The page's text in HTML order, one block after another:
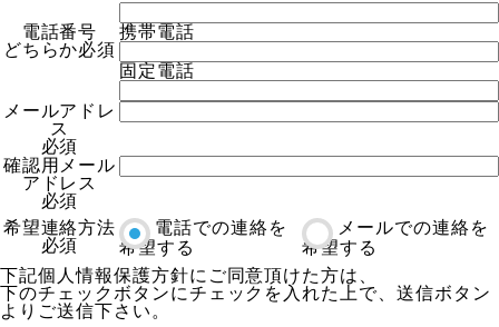
電話番号
どちらか必須
携帯電話
固定電話
メールアドレ
ス
必須
確認用メール
アドレス
必須
希望連絡方法
必須
電話での連絡を
希望する
メールでの連絡を
希望する
下記個人情報保護方針にご同意頂けた方は、
下のチェックボタンにチェックを入れた上で、送信ボタン
よりご送信下さい。